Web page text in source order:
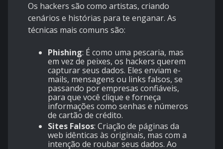
Os hackers são como artistas, criando
cenários e histórias para te enganar. As
técnicas mais comuns são:
Phishing: É como uma pescaria, mas
em vez de peixes, os hackers querem
capturar seus dados. Eles enviam e-
mails, mensagens ou links falsos, se
passando por empresas confiáveis,
para que você clique e forneça
informações como senhas e números
de cartão de crédito.
Sites Falsos: Criação de páginas da
web idênticas às originais, mas com a
intenção de roubar seus dados. Ao